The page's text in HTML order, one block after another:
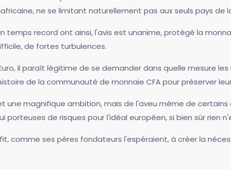
ne se limitant naturellement pas aux seuls pays de
temps record ont ainsi, l'avis est unanime, protégé la
de fortes turbulences.
il paraît légitime de se demander dans quelle mesure
de la communauté de monnaie CFA pour préserver
magnifique ambition, mais de l'aveu même de
porteuses de risques pour l'idéal européen, si bien sûr rien
comme ses pères fondateurs l'espéraient, à créer la